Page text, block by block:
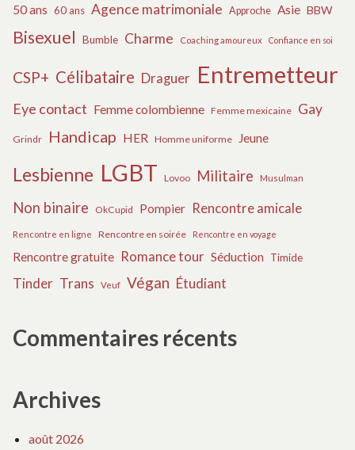
50 ans 60 ans Agence matrimoniale Approche Asie BBW
Bisexuel Bumble Charme Coaching amoureux Confiance en soi
CSP+ Célibataire Draguer Entremetteur
Eye contact Femme colombienne Femme mexicaine Gay
Grindr Handicap HER Homme uniforme Jeune
Lesbienne LGBT Lovoo Militaire Musulman
Non binaire OkCupid Pompier Rencontre amicale
Rencontre en ligne Rencontre en soirée Rencontre en voyage
Rencontre gratuite Romance tour Séduction Timide
Tinder Trans Veuf Végan Étudiant
Commentaires récents
Archives
août 2026